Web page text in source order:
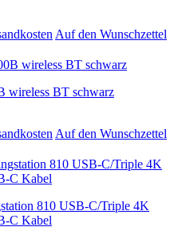
Auf den Wunschzettel
wireless BT schwarz
Auf den Wunschzettel
810 USB-C/Triple 4K
C Kabel